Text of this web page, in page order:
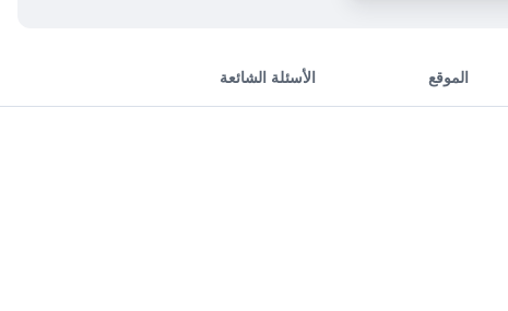
الموقع الأسئلة الشائعة